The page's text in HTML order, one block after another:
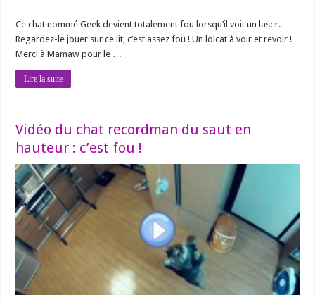
Ce chat nommé Geek devient totalement fou lorsqu’il voit un laser.
Regardez-le jouer sur ce lit, c’est assez fou ! Un lolcat à voir et revoir !
Merci à Mamaw pour le …
Lire la suite
Vidéo du chat recordman du saut en
hauteur : c’est fou !